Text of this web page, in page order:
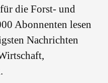
die Forst- und
Abonnenten lesen
Nachrichten